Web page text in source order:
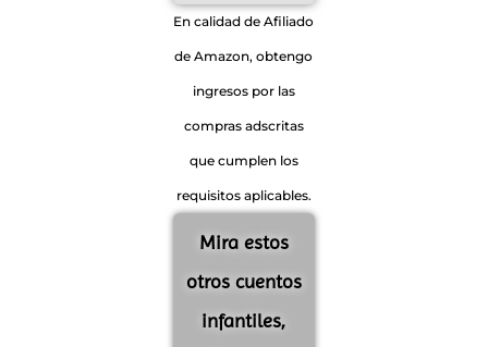
En calidad de Afiliado
de Amazon, obtengo
ingresos por las
compras adscritas
que cumplen los
requisitos aplicables.
Mira estos
otros cuentos
infantiles,